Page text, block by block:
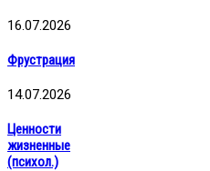
16.07.2026
Фрустрация
14.07.2026
Ценности
жизненные
(психол.)